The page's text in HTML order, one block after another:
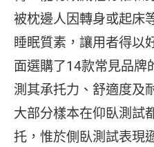
被枕邊人因轉身或起床
睡眠質素，讓用者得以
面選購了14款常見品牌
測其承托力、舒適度及
大部分樣本在仰臥測試
托，惟於側臥測試表現